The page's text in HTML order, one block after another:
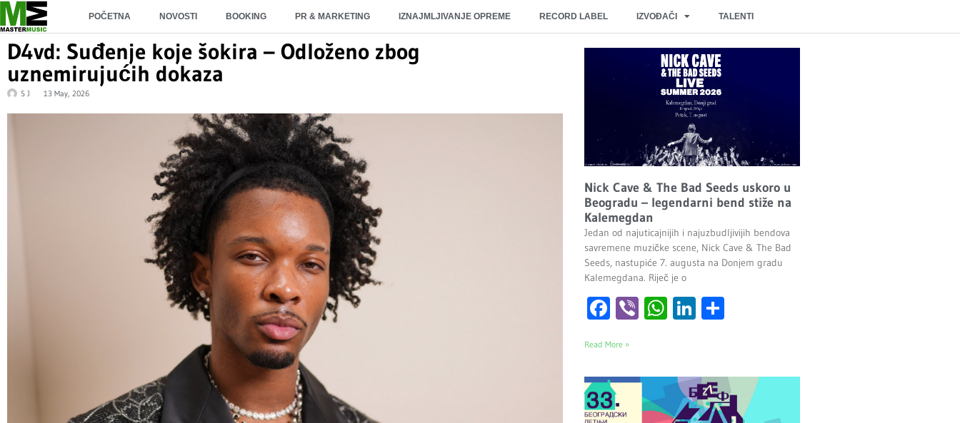
POČETNA NOVOSTI BOOKING PR & MARKETING IZNAJMLJIVANJE OPREME RECORD LABEL IZVOĐAČI TALENTI
D4vd: Suđenje koje šokira – Odloženo zbog
uznemirujućih dokaza
S J 13 May, 2026
Nick Cave & The Bad Seeds uskoro u
Beogradu – legendarni bend stiže na
Kalemegdan
Jedan od najuticajnijih i najuzbudljivijih bendova
savremene muzičke scene, Nick Cave & The Bad
Seeds, nastupiće 7. augusta na Donjem gradu
Kalemegdana. Riječ je o
Facebook
ViberWhatsApp
LinkedIn
Read More »